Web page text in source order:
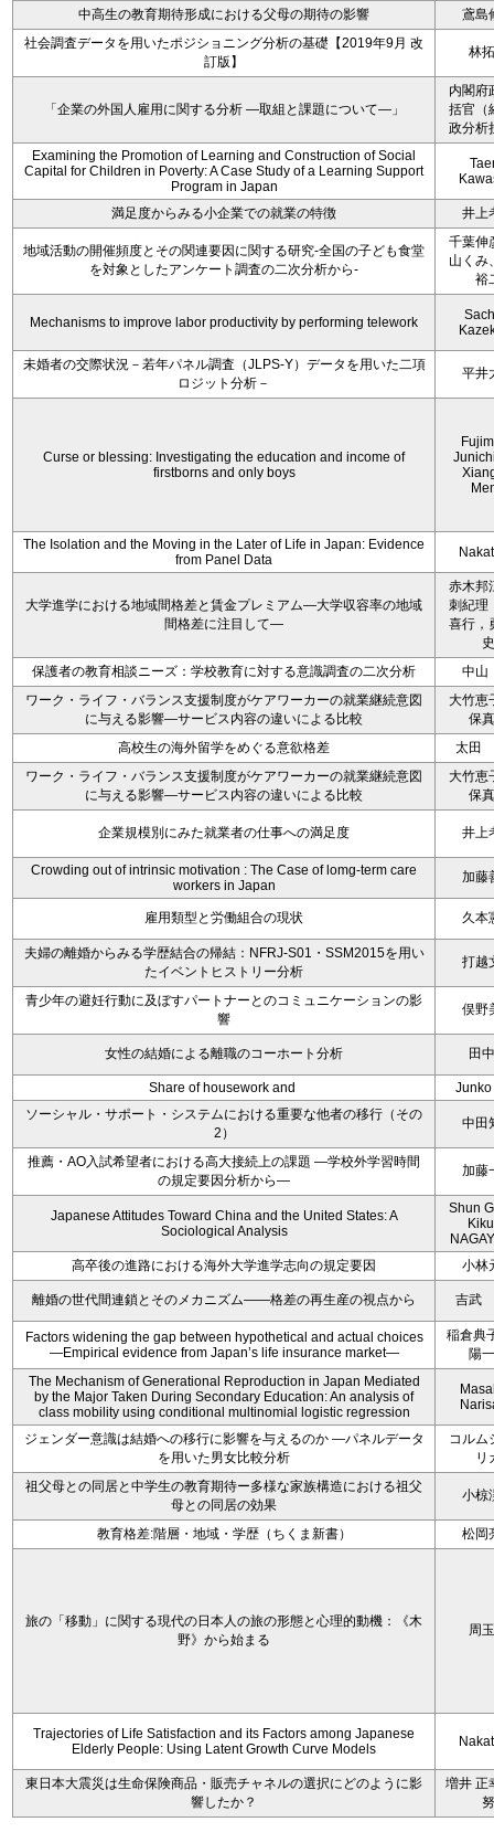
中高生の教育期待形成における父母の期待の影響
鳶島
社会調査データを用いたポジショニング分析の基礎【2019年9月 改
訂版】
林
「企業の外国人雇用に関する分析 ―取組と課題について―」
内閣府
括官（
政分析
Examining the Promotion of Learning and Construction of Social
Capital for Children in Poverty: A Case Study of a Learning Support
Program in Japan
満足度からみる小企業での就業の特徴 井上
地域活動の開催頻度とその関連要因に関する研究-全国の子ども食堂
を対象としたアンケート調査の二次分析から-
千葉伸
山くみ
裕
Mechanisms to improve labor productivity by performing telework
未婚者の交際状況－若年パネル調査（JLPS-Y）データを用いた二項
ロジット分析－
平井
Curse or blessing: Investigating the education and income of
firstborns and only boys
The Isolation and the Moving in the Later of Life in Japan: Evidence
from Panel Data
大学進学における地域間格差と賃金プレミアム―大学収容率の地域
間格差に注目して―
赤木邦
刺紀理
喜行，
史
保護者の教育相談ニーズ：学校教育に対する意識調査の二次分析
中
ワーク・ライフ・バランス支援制度がケアワーカーの就業継続意図
に与える影響―サービス内容の違いによる比較
大竹恵
保
高校生の海外留学をめぐる意欲格差
太田
ワーク・ライフ・バランス支援制度がケアワーカーの就業継続意図
に与える影響―サービス内容の違いによる比較
大竹恵
保
企業規模別にみた就業者の仕事への満足度 井上
Crowding out of intrinsic motivation : The Case of lomg-term care
workers in Japan
加藤
雇用類型と労働組合の現状 久本
夫婦の離婚からみる学歴結合の帰結：NFRJ-S01・SSM2015を用い
たイベントヒストリー分析
打越
青少年の避妊行動に及ぼすパートナーとのコミュニケーションの影
響
俣野
女性の結婚による離職のコーホート分析 田
Share of housework and
Junko
ソーシャル・サポート・システムにおける重要な他者の移行（その
2）
中田
推薦・AO入試希望者における高大接続上の課題 ―学校外学習時間
の規定要因分析から―
加藤
Japanese Attitudes Toward China and the United States: A
Sociological Analysis
Shun
高卒後の進路における海外大学進学志向の規定要因
小林
離婚の世代間連鎖とそのメカニズム――格差の再生産の視点から 吉武
Factors widening the gap between hypothetical and actual choices
—Empirical evidence from Japan’s life insurance market—
稲倉典
陽
The Mechanism of Generational Reproduction in Japan Mediated
by the Major Taken During Secondary Education: An analysis of
class mobility using conditional multinomial logistic regression
ジェンダー意識は結婚への移行に影響を与えるのか ―パネルデータ
を用いた男女比較分析
コルム
リ
祖父母との同居と中学生の教育期待ー多様な家族構造における祖父
母との同居の効果
小椋
教育格差:階層・地域・学歴（ちくま新書） 松岡
旅の「移動」に関する現代の日本人の旅の形態と心理的動機：《木
野》から始まる
周
Trajectories of Life Satisfaction and its Factors among Japanese
Elderly People: Using Latent Growth Curve Models
東日本大震災は生命保険商品・販売チャネルの選択にどのように影
響したか？
増井 正
努